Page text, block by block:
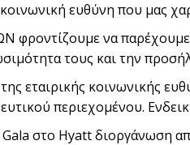
ευθύνη που μας
φροντίζουμε να παρέχουμε
τους και την
εταιρικής κοινωνικής
περιεχομένου.
στο Hyatt διοργάνωση